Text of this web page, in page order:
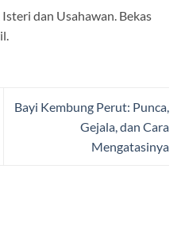
dan Usahawan. Bekas
Bayi Kembung Perut: Punca,
Gejala, dan Cara
Mengatasinya